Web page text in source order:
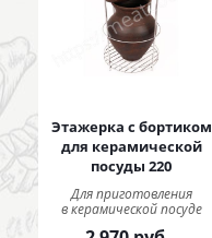
Этажерка с бортиком
для керамической
посуды 220
Для приготовления
в керамической посуде